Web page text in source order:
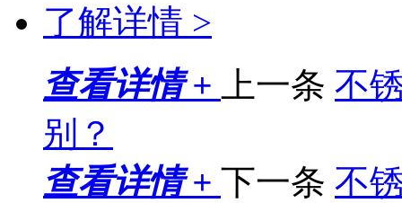
了解详情 >
查看详情 +
上一条 不
别？
查看详情 + 下一条 不